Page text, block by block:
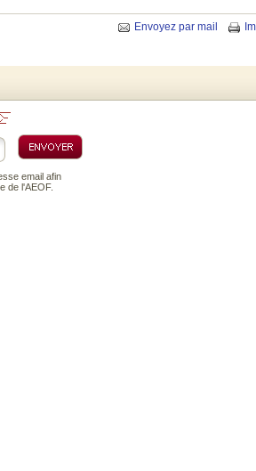
Envoyez par mail
email afin
de l'AEOF.